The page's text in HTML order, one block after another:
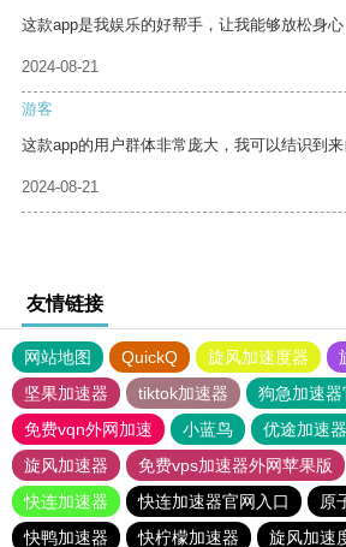
这款app是我娱乐的好帮手，让我能够放松身心
2024-08-21
游客
这款app的用户群体非常庞大，我可以结识到来
2024-08-21
友情链接
网站地图 QuickQ 旋风加速度器
坚果加速器
tiktok加速器
狗急加速器
免费vqn外网加速
小蓝鸟 优途加速
旋风加速器
免费vps加速器外网苹果版
快连加速器
快连加速器官网入口
原
快鸭加速器
快柠檬加速器 旋风加速